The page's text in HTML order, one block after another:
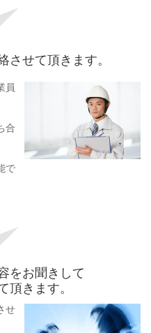
させて頂きます。
員
合
で
をお聞きして
頂きます。
せ